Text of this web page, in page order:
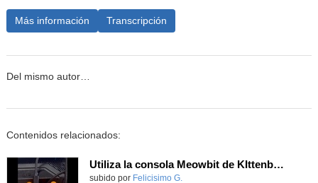
Más información Transcripción
Del mismo autor…
Contenidos relacionados:
Utiliza la consola Meowbit de KIttenbot para jugar con tus programas MakeCode Arcade
Contenido educativo.
subido por Felicisimo G.